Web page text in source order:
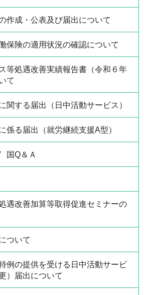
作成・公表及び届出について
保険の適用状況の確認について
等処遇改善実績報告書（令和６年
て
関する届出（日中活動サービス）
係る届出（就労継続支援A型）
国Q＆Ａ
遇改善加算等取得促進セミナーの
ついて
例の提供を受ける日中活動サービ
）届出について